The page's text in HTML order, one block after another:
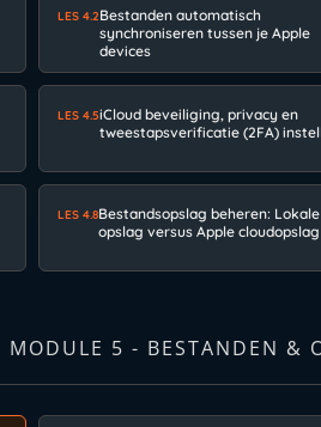
LES 4.2Bestanden automatisch
synchroniseren tussen je Apple
devices
LES 4.5iCloud beveiliging, privacy en
tweestapsverificatie (2FA)
LES 4.8Bestandsopslag beheren: Lokale
opslag versus Apple cloudopslag
MODULE 5 - BESTANDEN &